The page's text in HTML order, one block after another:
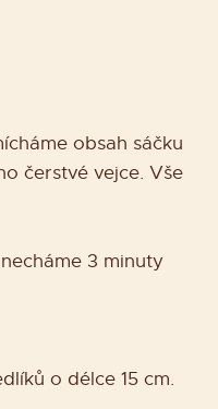
obsah sáčku
čerstvé vejce. Vše
3 minuty
o délce 15 cm.